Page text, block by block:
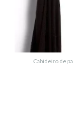
Cabideiro de